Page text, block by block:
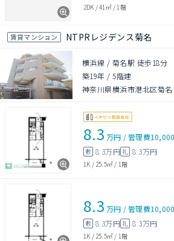
2DK /41㎡/ 1階
賃貸マンション NTPRレジデンス菊名
横浜線 / 菊名駅 徒歩18分
築19年 /5階建
神奈川県横浜市港北区菊名
8.3 万円 /管理費
敷 8.3万円礼 8.3万円
1K /25.5㎡ / 1階
8.3 万円 /管理費
敷 8.3万円礼 8.3万円
1K / 25.5㎡ / 1階